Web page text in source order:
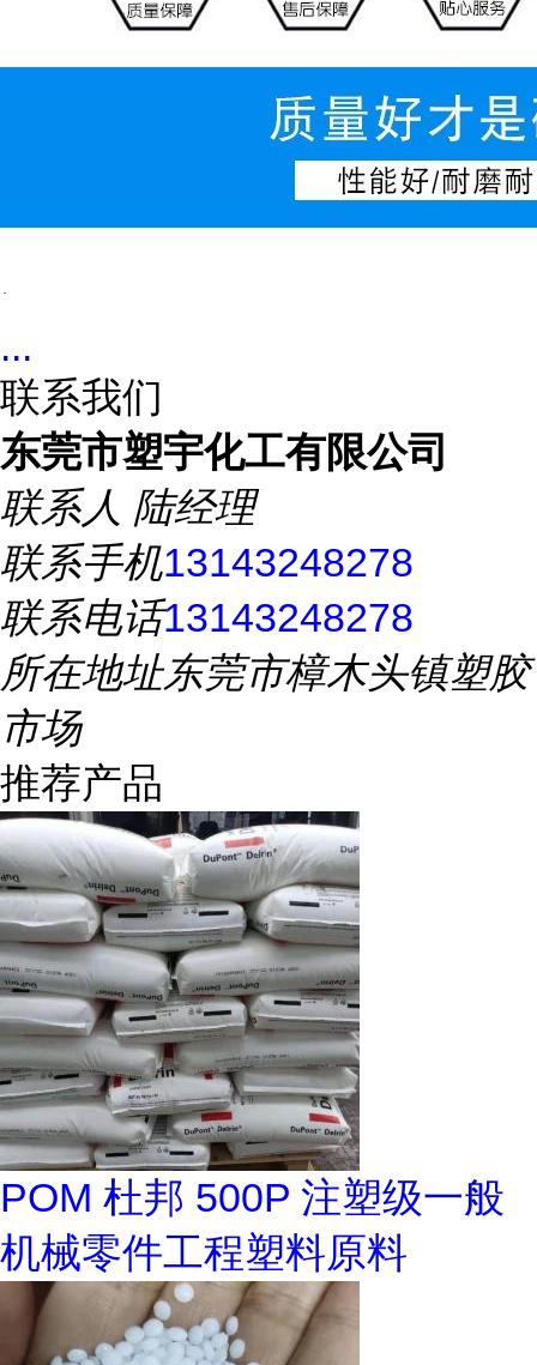
...
联系我们
东莞市塑宇化工有限公司
联系人 陆经理
联系手机13143248278
联系电话13143248278
所在地址东莞市樟木头镇塑胶
市场
推荐产品
POM 杜邦 500P 注塑级一般
机械零件工程塑料原料